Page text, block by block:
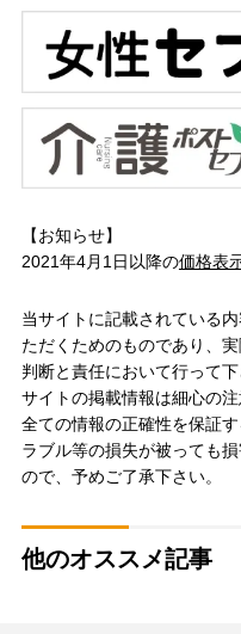
【お知らせ】
2021年4月1日以降の価格表
当サイトに記載されている
ただくためのものであり、
判断と責任において行って
サイトの掲載情報は細心の
全ての情報の正確性を保証
ラブル等の損失が被っても
ので、予めご了承下さい。
他のオススメ記事